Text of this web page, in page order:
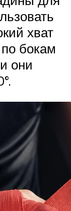
хват
бокам
они